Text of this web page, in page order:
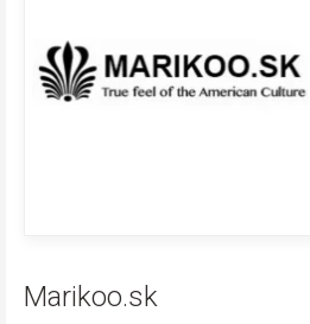
Marikoo.sk